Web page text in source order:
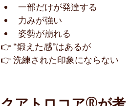
一部だけが発達する
力みが強い
姿勢が崩れる
👉 “鍛えた感”はあるが
👉 洗練された印象にならない